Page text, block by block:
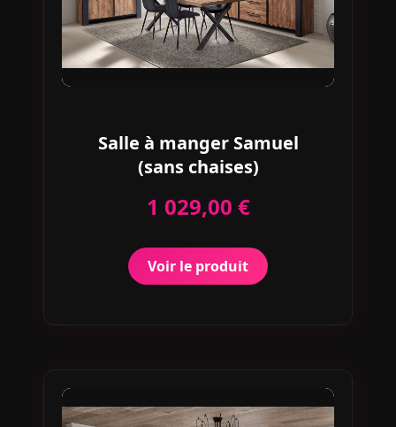
Salle à manger Samuel
(sans chaises)
1 029,00 €
Voir le produit